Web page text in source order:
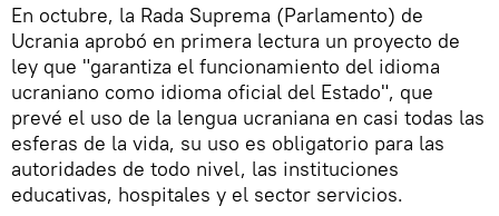
En octubre, la Rada Suprema (Parlamento) de
Ucrania aprobó en primera lectura un proyecto de
ley que "garantiza el funcionamiento del idioma
ucraniano como idioma oficial del Estado", que
prevé el uso de la lengua ucraniana en casi todas las
esferas de la vida, su uso es obligatorio para las
autoridades de todo nivel, las instituciones
educativas, hospitales y el sector servicios.